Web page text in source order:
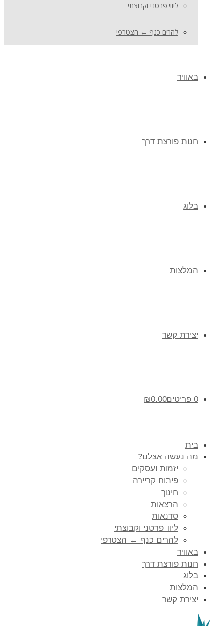
ליווי פרטני וקבוצתי
להרים כנף ← הצטרפי
באוויר
חנות פורצת דרך
בלוג
המלצות
יצירת קשר
0 פריטים ₪0.00
בית
מה נעשה אצלנו?
יזמות ועסקים
פיתוח קריירה
חינוך
הרצאות
סדנאות
ליווי פרטני וקבוצתי
להרים כנף ← הצטרפי
באוויר
חנות פורצת דרך
בלוג
המלצות
יצירת קשר